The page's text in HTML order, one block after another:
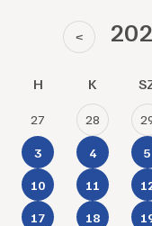
<
H K
27 28
3 4 5
10 11
17 18